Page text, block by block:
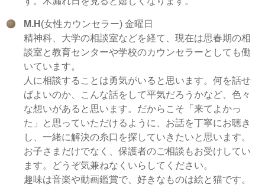
M.H (女性カウンセラー) 金曜日
精神科、大学の相談室などを経て、現在は思春期の相
談室と教育センターや学校のカウンセラーとしても働
いています。
人に相談することは勇気がいると思います。何を話せ
ばよいのか、こんな話をして平気だろうかなど、色々
な想いがあると思います。だからこそ「来てよかっ
た」と思っていただけるように、お話を丁寧にお聴き
し、一緒に解決の糸口を探していきたいと思います。
お子さまだけでなく、保護者のご相談もお受けしてい
ます。どうぞ気兼ねなくいらしてください。
趣味は音楽や動画鑑賞で、好きなものは絵と猫です。